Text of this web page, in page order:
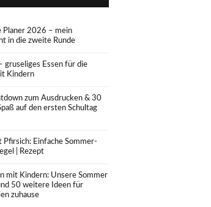
Planer 2026 – mein
in die zweite Runde
gruseliges Essen für die
Kindern
zum Ausdrucken & 30
auf den ersten Schultag
Pfirsich: Einfache Sommer-
| Rezept
mit Kindern: Unsere Sommer
50 weitere Ideen für
zuhause